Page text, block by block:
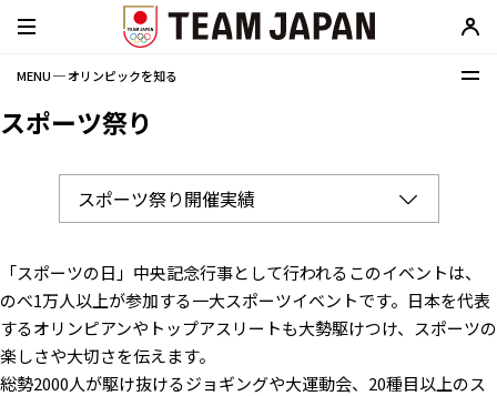
MENU ─ オリンピックを知る
スポーツ祭り
「スポーツの日」中央記念行事として行われるこのイベントは、
のべ1万人以上が参加する一大スポーツイベントです。日本を代表
するオリンピアンやトップアスリートも大勢駆けつけ、スポーツの
楽しさや大切さを伝えます。
総勢2000人が駆け抜けるジョギングや大運動会、20種目以上のス